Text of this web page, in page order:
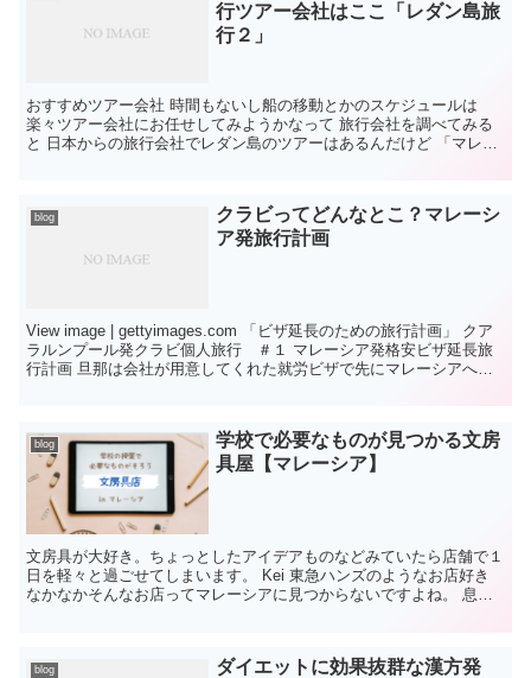
行ツアー会社はここ「レダン島旅
行２」
おすすめツアー会社 時間もないし船の移動とかのスケジュールは
楽々ツアー会社にお任せしてみようかなって 旅行会社を調べてみる
と 日本からの旅行会社でレダン島のツアーはあるんだけど 「マレー
blog
クラビってどんなとこ？マレーシ
ア発旅行計画
View image | gettyimages.com 「ビザ延長のための旅行計画」 クア
ラルンプール発クラビ個人旅行 ＃１ マレーシア発格安ビザ延長旅
行計画 旦那は会社が用意してくれた就労ビザで先にマレーシアへ来
blog
学校で必要なものが見つかる文房
具屋【マレーシア】
文房具が大好き。ちょっとしたアイデアものなどみていたら店舗で１
日を軽々と過ごせてしまいます。 Kei 東急ハンズのようなお店好き
なかなかそんなお店ってマレーシアに見つからないですよね。 息子
blog
ダイエットに効果抜群な漢方発